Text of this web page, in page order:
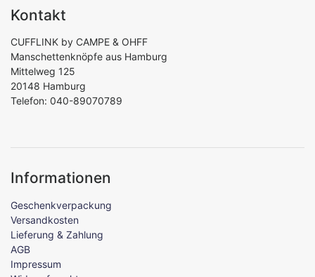
Kontakt
CUFFLINK by CAMPE & OHFF
Manschettenknöpfe aus Hamburg
Mittelweg 125
20148 Hamburg
Telefon: 040-89070789
Informationen
Geschenkverpackung
Versandkosten
Lieferung & Zahlung
AGB
Impressum